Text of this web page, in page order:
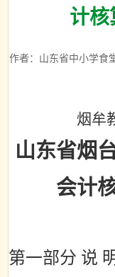
计核
作者：山东省中小学食
烟牟
山东省烟
会计
第一部分 说